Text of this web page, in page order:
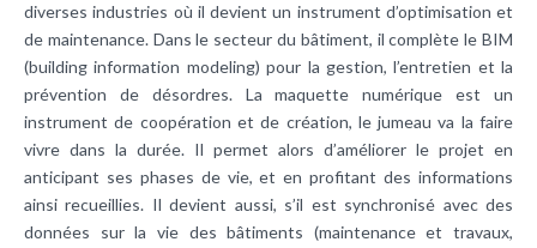
diverses industries où il devient un instrument d’optimisation et
de maintenance. Dans le secteur du bâtiment, il complète le BIM
(building information modeling) pour la gestion, l’entretien et la
prévention de désordres. La maquette numérique est un
instrument de coopération et de création, le jumeau va la faire
vivre dans la durée. Il permet alors d’améliorer le projet en
anticipant ses phases de vie, et en profitant des informations
ainsi recueillies. Il devient aussi, s’il est synchronisé avec des
données sur la vie des bâtiments (maintenance et travaux,